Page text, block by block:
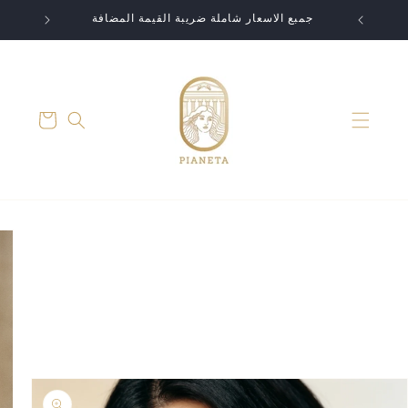
الى
المحتوى
جمبع الاسعار شاملة ضريبة القيمة المضافة
التسوق